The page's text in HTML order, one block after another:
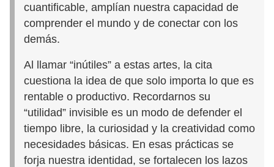
cuantificable, amplían nuestra capacidad de
comprender el mundo y de conectar con los
demás.
Al llamar “inútiles” a estas artes, la cita
cuestiona la idea de que solo importa lo que es
rentable o productivo. Recordarnos su
“utilidad” invisible es un modo de defender el
tiempo libre, la curiosidad y la creatividad como
necesidades básicas. En esas prácticas se
forja nuestra identidad, se fortalecen los lazos